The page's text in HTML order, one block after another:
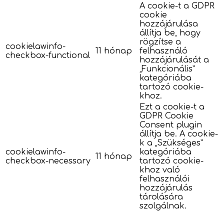
cookielawinfo-
checkbox-functional
11 hónap
A cookie-t a GDPR
cookie
hozzájárulása
állítja be, hogy
rögzítse a
felhasználó
hozzájárulását a
„Funkcionális”
kategóriába
tartozó cookie-
khoz.
cookielawinfo-
checkbox-necessary 11 hónap
Ezt a cookie-t a
GDPR Cookie
Consent plugin
állítja be. A cookie-
k a „Szükséges”
kategóriába
tartozó cookie-
khoz való
felhasználói
hozzájárulás
tárolására
szolgálnak.